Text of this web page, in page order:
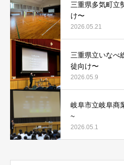
三重県多気町立
け〜
2026.05.21
三重県立いなべ
徒向け〜
2026.05.9
岐阜市立岐阜商
~
2026.05.1